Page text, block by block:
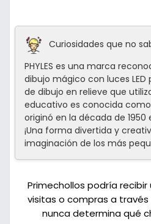
Curiosidades que no
PHYLES es una marca
dibujo mágico con luces LED
de dibujo en relieve que
educativo es conocida
originó en la década de 1950
¡Una forma divertida y
imaginación de los más
Primechollos podría
visitas o compras a
nunca determina qué